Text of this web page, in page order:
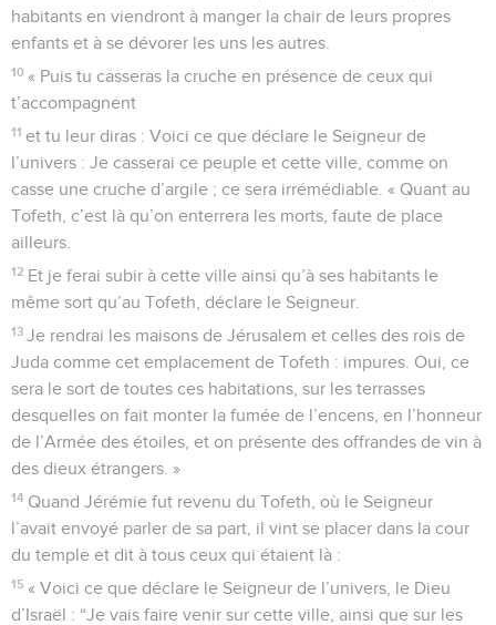
habitants en viendront à manger la chair de leurs propres
enfants et à se dévorer les uns les autres.
10 « Puis tu casseras la cruche en présence de ceux qui
t’accompagnent
11 et tu leur diras : Voici ce que déclare le Seigneur de
l’univers : Je casserai ce peuple et cette ville, comme on
casse une cruche d’argile ; ce sera irrémédiable. « Quant au
Tofeth, c’est là qu’on enterrera les morts, faute de place
ailleurs.
12 Et je ferai subir à cette ville ainsi qu’à ses habitants le
même sort qu’au Tofeth, déclare le Seigneur.
13 Je rendrai les maisons de Jérusalem et celles des rois de
Juda comme cet emplacement de Tofeth : impures. Oui, ce
sera le sort de toutes ces habitations, sur les terrasses
desquelles on fait monter la fumée de l’encens, en l’honneur
de l’Armée des étoiles, et on présente des offrandes de vin à
des dieux étrangers. »
14 Quand Jérémie fut revenu du Tofeth, où le Seigneur
l’avait envoyé parler de sa part, il vint se placer dans la cour
du temple et dit à tous ceux qui étaient là :
15 « Voici ce que déclare le Seigneur de l’univers, le Dieu
d’Israël : “Je vais faire venir sur cette ville, ainsi que sur les